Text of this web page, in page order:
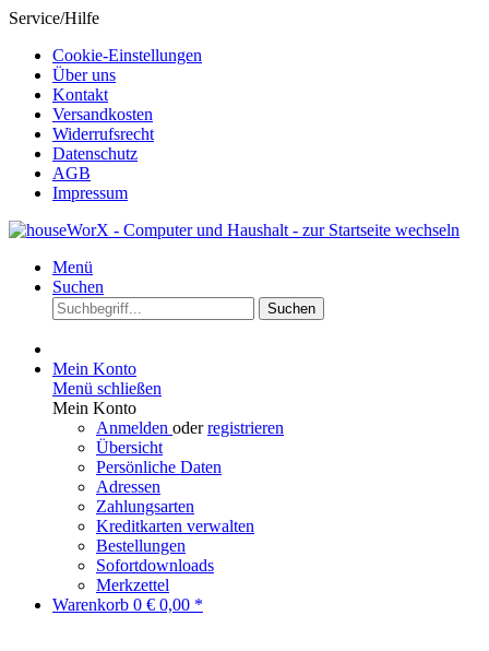
Service/Hilfe
Cookie-Einstellungen
Über uns
Kontakt
Versandkosten
Widerrufsrecht
Datenschutz
AGB
Impressum
Menü
Suchen
Suchen
Mein Konto
Menü schließen
Mein Konto
Anmelden oderregistrieren
Übersicht
Persönliche Daten
Adressen
Zahlungsarten
Kreditkarten verwalten
Bestellungen
Sofortdownloads
Merkzettel
Warenkorb 0 € 0,00 *